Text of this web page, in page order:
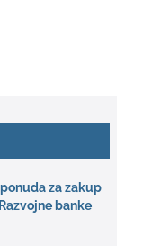
za zakup
banke